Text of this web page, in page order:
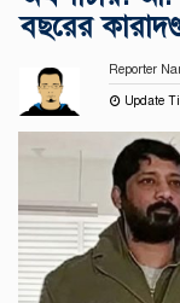
বছরের
Reporter
Update